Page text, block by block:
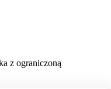
z ograniczoną